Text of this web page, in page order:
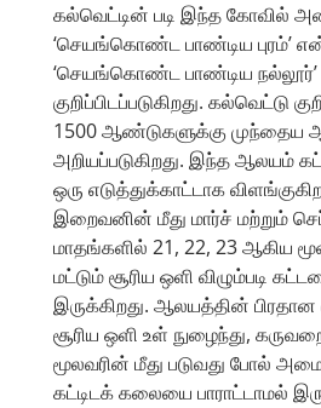
கல்வெட்டின் படி இந்த கோவில்
‘செயங்கொண்ட பாண்டிய புரம்’
‘செயங்கொண்ட பாண்டிய நல்லூர்’
குறிப்பிடப்படுகிறது. கல்வெட்டு
1500 ஆண்டுகளுக்கு முந்தைய
அறியப்படுகிறது. இந்த ஆலயம்
ஒரு எடுத்துக்காட்டாக
இறைவனின் மீது மார்ச் மற்றும்
மாதங்களில் 21, 22, 23 ஆகிய
மட்டும் சூரிய ஒளி விழும்படி
இருக்கிறது. ஆலயத்தின்
சூரிய ஒளி உள் நுழைந்து,
மூலவரின் மீது படுவது போல்
கட்டிடக் கலையை பாராட்டாமல்